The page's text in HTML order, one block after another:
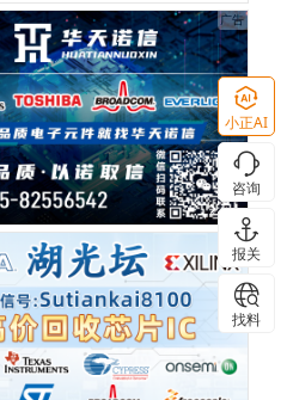
小正AI
咨询
报关
找料